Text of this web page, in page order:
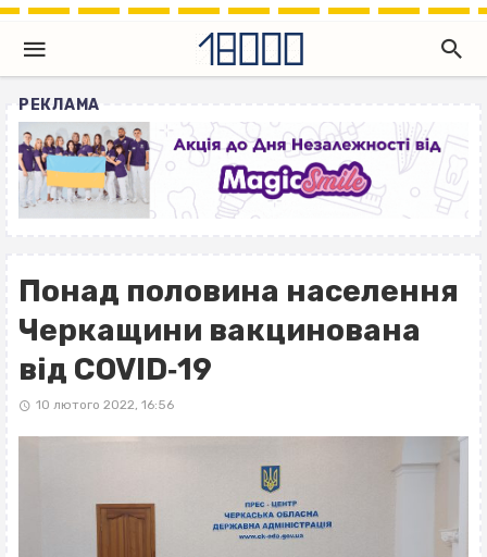
РЕКЛАМА
Понад половина населення
Черкащини вакцинована
від COVID‐19
10 лютого 2022, 16:56